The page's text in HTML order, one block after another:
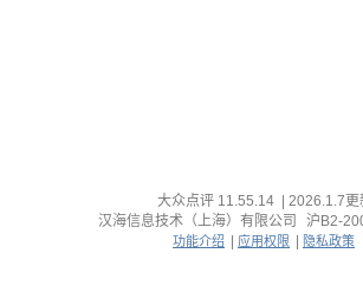
大众点评 11.55.14| 2026.1.7 更
汉海信息技术（上海）有限公司
沪B2-
功能介绍 应用权限 隐私政策